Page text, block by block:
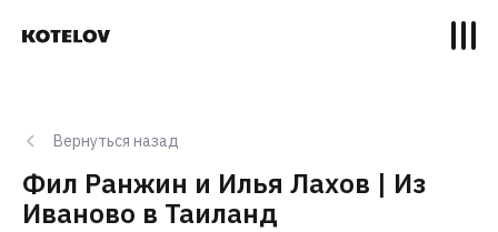
Вернуться назад
Фил Ранжин и Илья Лахов | Из
Иваново в Таиланд